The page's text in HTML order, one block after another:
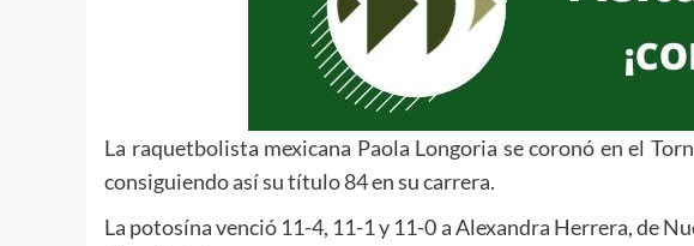
La raquetbolista mexicana Paola Longoria se coronó en el
consiguiendo así su título 84 en su carrera.
La potosína venció 11-4, 11-1 y 11-0 a Alexandra Herrera, de